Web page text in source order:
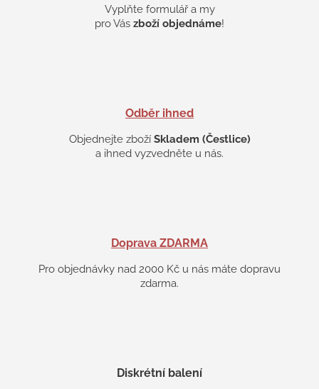
k
y
u
Vyplňte formulář a my
pro Vás zboží objednáme!
Odběr ihned
Objednejte zboží Skladem (Čestlice)
a ihned vyzvedněte u nás.
Doprava ZDARMA
Pro objednávky nad 2000 Kč u nás máte dopravu
zdarma.
Diskrétní balení